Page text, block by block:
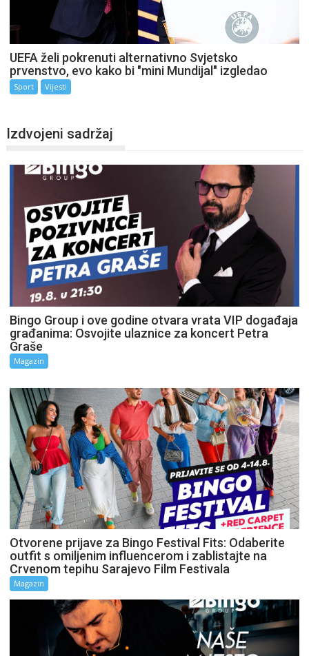
UEFA želi pokrenuti alternativno Svjetsko
prvenstvo, evo kako bi "mini Mundijal" izgledao
Sport Vijesti
Izdvojeni sadržaj
Bingo Group i ove godine otvara vrata VIP događaja
građanima: Osvojite ulaznice za koncert Petra
Graše
Magazin
Otvorene prijave za Bingo Festival Fits: Odaberite
outfit s omiljenim influencerom i zablistajte na
Crvenom tepihu Sarajevo Film Festivala
Magazin